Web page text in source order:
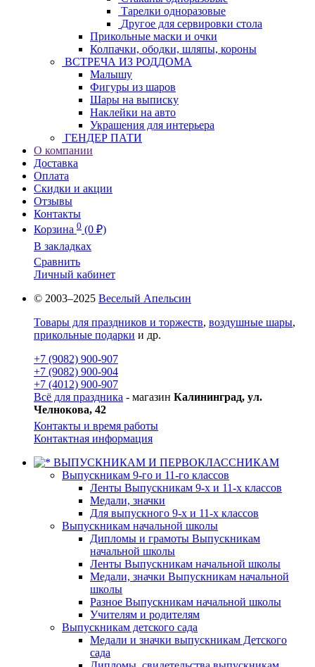
Тарелки одноразовые
Другое для сервировки стола
Прикольные маски и очки
Колпачки, ободки, шляпы, короны
ВСТРЕЧА ИЗ РОДДОМА
Малышу
Фигуры из шаров
Шары на выписку
Наклейки на авто
Украшения для интерьера
ГЕНДЕР ПАТИ
О компании
Доставка
Оплата
Скидки и акции
Отзывы
Контакты
Корзина 0 (0 ₽)
В закладках
Сравнить
Личный кабинет
© 2003–2025 Веселый Апельсин
Товары для праздников и торжеств, воздушные шары,
прикольные подарки и др.
+7 (9082) 900-907
+7 (9082) 900-904
+7 (4012) 900-907
Всё для праздника - магазин Калининград, ул.
Челнокова, 42
Контакты и время работы
Контактная информация
ВЫПУСКНИКАМ И ПЕРВОКЛАССНИКАМ
Выпускникам 9-го и 11-го классов
Ленты Выпускникам 9-х и 11-х классов
Медали, значки
Для выпускного 9-х и 11-х классов
Выпускникам начальной школы
Дипломы и грамоты Выпускникам
начальной школы
Ленты Выпускникам начальной школы
Медали, значки Выпускникам начальной
школы
Разное Выпускникам начальной школы
Учителям и родителям
Выпускникам детского сада
Медали и значки выпускникам Детского
сада